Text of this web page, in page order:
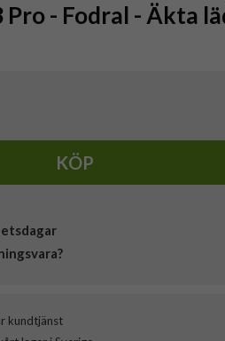
Pro - Fodral - Äkta
KÖP
kundtjänst